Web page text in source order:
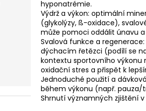
hyponatrémie.
Výdrž a výkon: optimální
(glykolýzy, ß-oxidace),
může pomoci oddálit únavu
Svalová funkce a
dýchacím řetězci (podílí se
kontextu sportovního výkonu
oxidační stres a přispět k
Jednoduché použití a
během výkonu (např. pauza/
Shrnutí významných zjištění